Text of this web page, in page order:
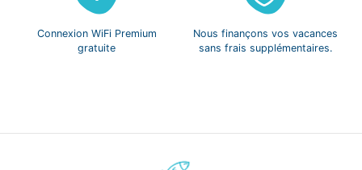
Connexion WiFi Premium
gratuite
Nous finançons vos vacances
sans frais supplémentaires.